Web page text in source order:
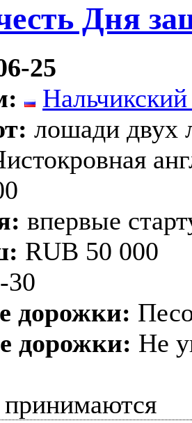
Дня
25
лошади двух
впервые
RUB 50 000
30
дорожки:
дорожки: Не